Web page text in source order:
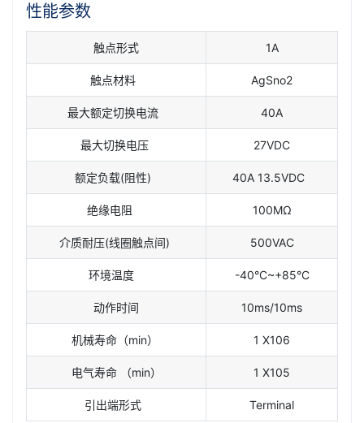
性能参数
触点形式 1A
触点材料 AgSno2
最大额定切换电流 40A
最大切换电压 27VDC
额定负载(阻性) 40A 13.5VDC
绝缘电阻 100MΩ
介质耐压(线圈触点间) 500VAC
环境温度 -40°C~+85°C
动作时间 10ms/10ms
机械寿命（min） 1 X106
电气寿命 （min） 1 X105
引出端形式 Terminal